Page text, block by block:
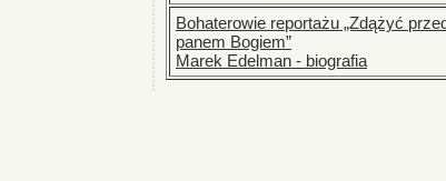
Bohaterowie reportażu „Zdążyć
panem Bogiem”
Marek Edelman - biografia